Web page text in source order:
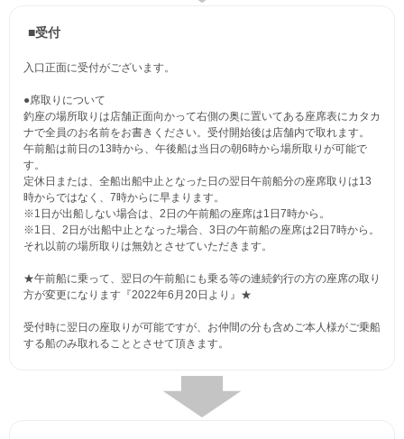
■受付
入口正面に受付がございます。
●席取りについて
釣座の場所取りは店舗正面向かって右側の奥に置いてある座席表にカタカ
ナで全員のお名前をお書きください。受付開始後は店舗内で取れます。
午前船は前日の13時から、午後船は当日の朝6時から場所取りが可能で
す。
定休日または、全船出船中止となった日の翌日午前船分の座席取りは13
時からではなく、7時からに早まります。
※1日が出船しない場合は、2日の午前船の座席は1日7時から。
※1日、2日が出船中止となった場合、3日の午前船の座席は2日7時から。
それ以前の場所取りは無効とさせていただきます。
★午前船に乗って、翌日の午前船にも乗る等の連続釣行の方の座席の取り
方が変更になります『2022年6月20日より』★
受付時に翌日の座取りが可能ですが、お仲間の分も含めご本人様がご乗船
する船のみ取れることとさせて頂きます。